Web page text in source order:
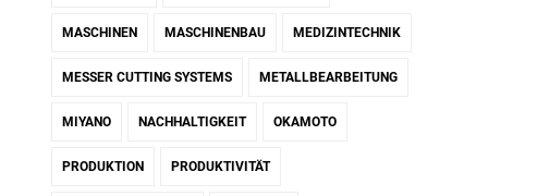
MASCHINEN MASCHINENBAU MEDIZINTECHNIK
MESSER CUTTING SYSTEMS METALLBEARBEITUNG
MIYANO NACHHALTIGKEIT OKAMOTO
PRODUKTION PRODUKTIVITÄT